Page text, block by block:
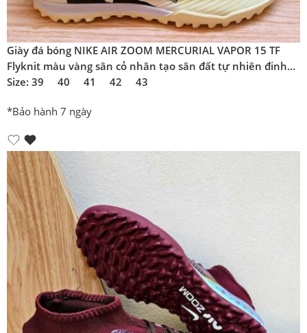
Giày đá bóng NIKE AIR ZOOM MERCURIAL VAPOR 15 TF
Flyknit màu vàng sân cỏ nhân tạo sân đất tự nhiên đinh
thấp
Size: 39 40 41 42 43
*Bảo hành 7 ngày